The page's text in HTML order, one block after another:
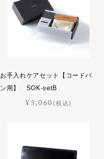
お手入れケアセット【コードバ
ン用】 SOK-setB
¥5,060(税込)